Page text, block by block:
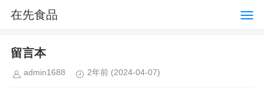
在先食品
留言本
admin1688 2年前 (2024-04-07)